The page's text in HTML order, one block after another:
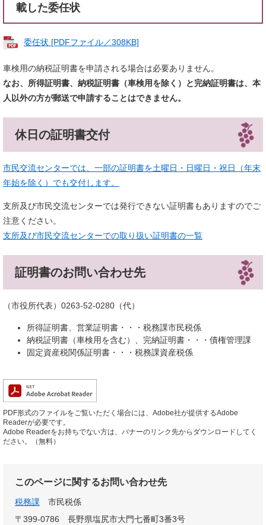
載した委任状
委任状 [PDFファイル／308KB]
車検用の納税証明書を申請される場合は必要ありません。
なお、所得証明書、納税証明書（車検用を除く）と完納証明書は、本
人以外の方が郵送で申請することはできません。​
休日の証明書交付
市民交流センターでは、一部の証明書を土曜日・日曜日・祝日（年末
年始を除く）でも交付します。
支所及び市民交流センターでは発行できない証明書もありますのでご
注意ください。
支所及び市民交流センターでの取り扱い証明書の一覧
証明書のお問い合わせ先
（市役所代表）0263-52-0280（代）
所得証明書、営業証明書・・・税務課市民税係
納税証明書（車検用を含む）、完納証明書・・・債権管理課
固定資産税関係証明書・・・税務課資産税係
PDF形式のファイルをご覧いただく場合には、Adobe社が提供するAdobe
Readerが必要です。
Adobe Readerをお持ちでない方は、バナーのリンク先からダウンロードしてく
ださい。（無料）
このページに関するお問い合わせ先
税務課
市民税係
〒399-0786
長野県塩尻市大門七番町3番3号